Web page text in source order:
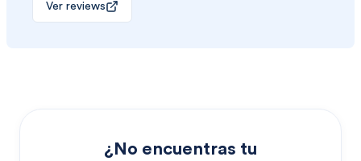
Ver reviews
¿No encuentras tu